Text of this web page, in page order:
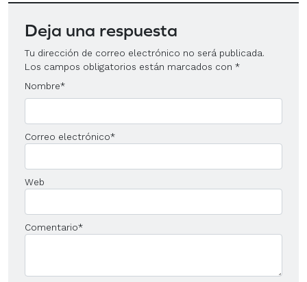
Deja una respuesta
Tu dirección de correo electrónico no será publicada.
Los campos obligatorios están marcados con *
Nombre*
Correo electrónico*
Web
Comentario*